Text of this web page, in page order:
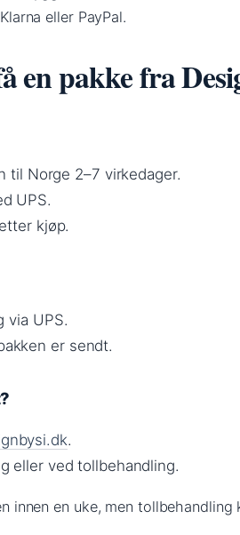
eller PayPal.
en pakke fra
til Norge 2–7 virkedager.
UPS.
kjøp.
via UPS.
er sendt.
.
eller ved tollbehandling.
innen en uke, men